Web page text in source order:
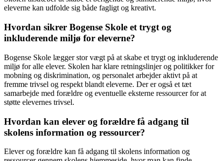
eleverne kan udfolde sig både fagligt og kreativt.
Hvordan sikrer Bogense Skole et trygt og
inkluderende miljø for eleverne?
Bogense Skole lægger stor vægt på at skabe et trygt og inkluderende
miljø for alle elever. Skolen har klare retningslinjer og politikker for
mobning og diskrimination, og personalet arbejder aktivt på at
fremme trivsel og respekt blandt eleverne. Der er også et tæt
samarbejde med forældre og eventuelle eksterne ressourcer for at
støtte elevernes trivsel.
Hvordan kan elever og forældre få adgang til
skolens information og ressourcer?
Elever og forældre kan få adgang til skolens information og